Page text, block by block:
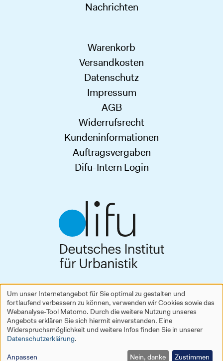
Nachrichten
Warenkorb
Versandkosten
Datenschutz
Impressum
AGB
Widerrufsrecht
Kundeninformationen
Auftragsvergaben
Difu-Intern Login
Deutsches Institut für Urbanistik gGmbH
Zimmerstraße 13–15
10969 Berlin
Tel. +49 30 39001-0
difu@difu.de
Verwendung
personenbezogener
Daten
Um unser Internetangebot für Sie optimal zu gestalten und
fortlaufend verbessern zu können, verwenden wir Cookies sowie das
Webanalyse-Tool Matomo. Durch die weitere Nutzung unseres
Angebots erklären Sie sich hiermit einverstanden. Eine
Widerspruchsmöglichkeit und weitere Infos finden Sie in unserer
Datenschutzerklärung.
Anpassen Nein, danke Zustimmen